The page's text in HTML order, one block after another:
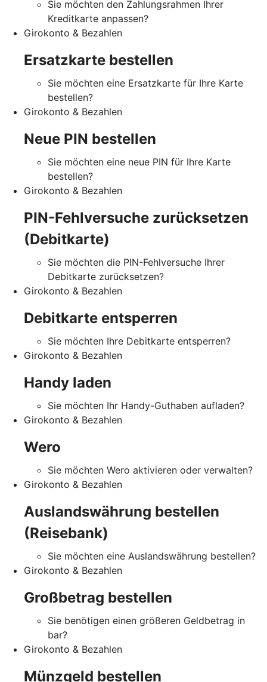
Sie möchten den Zahlungsrahmen Ihrer
Kreditkarte anpassen?
Girokonto & Bezahlen
Ersatzkarte bestellen
Sie möchten eine Ersatzkarte für Ihre Karte
bestellen?
Girokonto & Bezahlen
Neue PIN bestellen
Sie möchten eine neue PIN für Ihre Karte
bestellen?
Girokonto & Bezahlen
PIN-Fehlversuche zurücksetzen
(Debitkarte)
Sie möchten die PIN-Fehlversuche Ihrer
Debitkarte zurücksetzen?
Girokonto & Bezahlen
Debitkarte entsperren
Sie möchten Ihre Debitkarte entsperren?
Girokonto & Bezahlen
Handy laden
Sie möchten Ihr Handy-Guthaben aufladen?
Girokonto & Bezahlen
Wero
Sie möchten Wero aktivieren oder verwalten?
Girokonto & Bezahlen
Auslandswährung bestellen
(Reisebank)
Sie möchten eine Auslandswährung bestellen?
Girokonto & Bezahlen
Großbetrag bestellen
Sie benötigen einen größeren Geldbetrag in
bar?
Girokonto & Bezahlen
Münzgeld bestellen